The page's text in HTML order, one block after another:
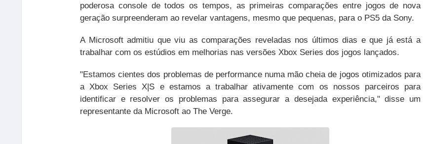
poderosa console de todos os tempos, as primeiras comparações entre jogos de nova
geração surpreenderam ao revelar vantagens, mesmo que pequenas, para o PS5 da Sony.
A Microsoft admitiu que viu as comparações reveladas nos últimos dias e que já está a
trabalhar com os estúdios em melhorias nas versões Xbox Series dos jogos lançados.
"Estamos cientes dos problemas de performance numa mão cheia de jogos otimizados para
a Xbox Series X|S e estamos a trabalhar ativamente com os nossos parceiros para
identificar e resolver os problemas para assegurar a desejada experiência," disse um
representante da Microsoft ao The Verge.